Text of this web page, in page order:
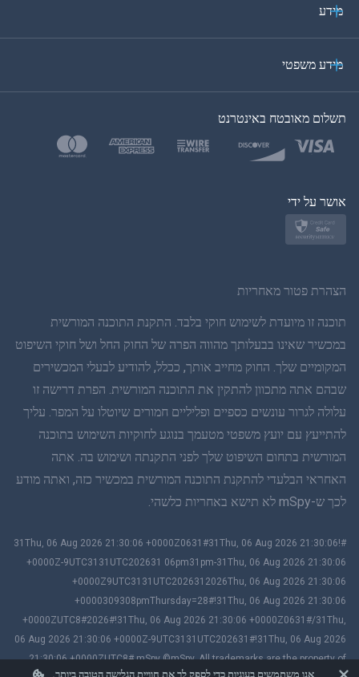
אנו משתמשים בעוגיות כדי לספק לך את חוויית הגלישה הטובה ביותר.
בטורקית
פולנית
תאית
סינית פשוטה
דנית
הינדי
עברית
רומנית
יוונית
וייטנאמית
סינית מסורתית
מידע
מידע משפטי
תשלום מאובטח באינטרנט
אושר על ידי
הצהרת פטור מאחריות
תוכנה זו מיועדת לשימוש חוקי בלבד. התקנת התוכנה המורשית
במכשיר שאינו בבעלותך מהווה הפרה של החוק החל ושל חוקי השיפוט
המקומיים שלך. החוק מחייב אותך, ככלל, להודיע לבעלי המכשירים
שבהם אתה מתכוון להתקין את התוכנה המורשית. הפרת דרישה זו
עלולה לגרור עונשים כספיים ופליליים חמורים שיוטלו על המפר. עליך
להתייעץ עם יועץ משפטי מטעמך בנוגע לחוקיות השימוש בתוכנה
המורשית בתחום השיפוט שלך לפני התקנתה ושימוש בה. אתה
האחראי הבלעדי להתקנת התוכנה המורשית במכשיר כזה, ואתה מודע
לכך ש-mSpy לא תישא באחריות כלשהי.
#!31Thu, 06 Aug 2026 21:30:06 +0000Z0631#31Thu, 06 Aug 2026 21:30:06
+0000Z-9UTC3131UTC202631 06pm31pm-31Thu, 06 Aug 2026 21:30:06
+0000Z9UTC3131UTC2026312026Thu, 06 Aug 2026 21:30:06
+0000309308pmThursday=28#!31Thu, 06 Aug 2026 21:30:06
+0000ZUTC8#2026#!31Thu, 06 Aug 2026 21:30:06 +0000Z0631#/31Thu,
06 Aug 2026 21:30:06 +0000Z-9UTC3131UTC202631#!31Thu, 06 Aug 2026
21:30:06 +0000ZUTC8# mSpy ©mSpy. All trademarks are the property of